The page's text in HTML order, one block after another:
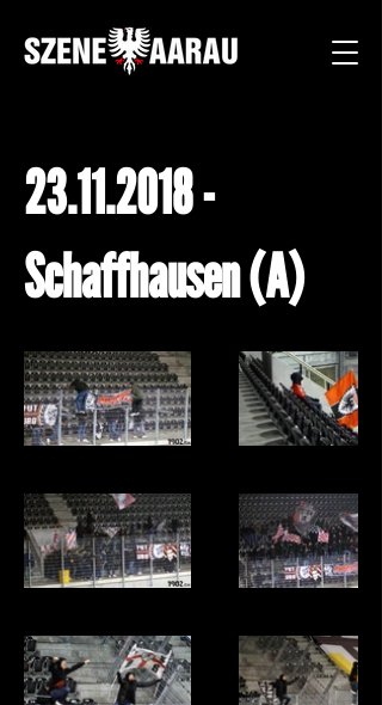
23.11.2018-
Schaffhausen (A)